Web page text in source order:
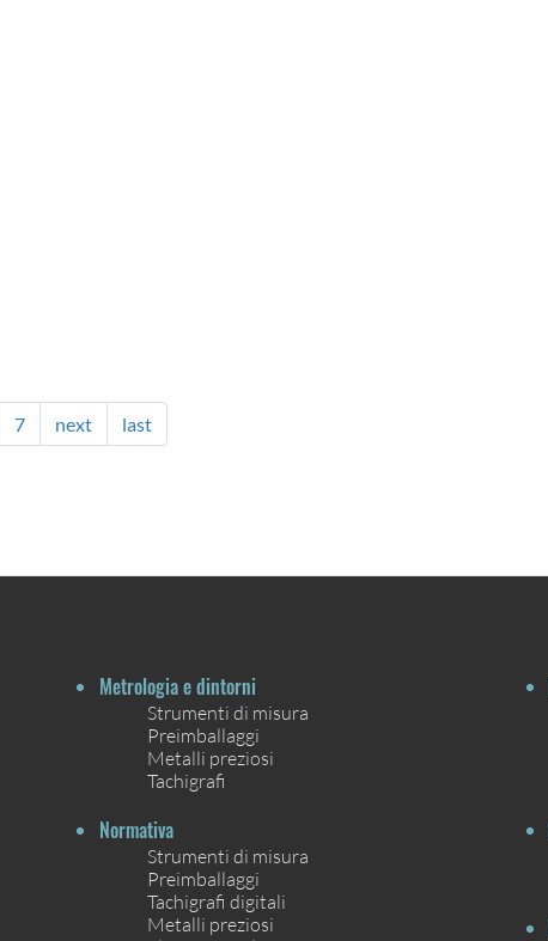
7 next last
Metrologia e dintorni
Strumenti di misura
Preimballaggi
Metalli preziosi
Tachigrafi
Normativa
Strumenti di misura
Preimballaggi
Tachigrafi digitali
Metalli preziosi